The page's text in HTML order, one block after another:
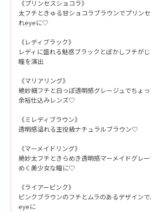
《プリンセスショコラ》
太フチときゅる甘ショコラブラウンでプリン
れeyeに♡
《レディブラック》
レディに盛れる魅惑ブラックとぼかしフチが
瞳を演出
《マリアリング》
絶妙細フチと白っぽ透明感グレージュでちょ
余裕仕込みレンズ♡
《ミレディブラウン》
透明感溢れる主役級ナチュラルブラウン♡
《マーメイドリング》
絶妙太フチときらめき透明感マーメイドグレ
めく美少女な瞳に♡
《ライアーピンク》
ピンクブラウンのフチとムラのあるデザイン
eyeに